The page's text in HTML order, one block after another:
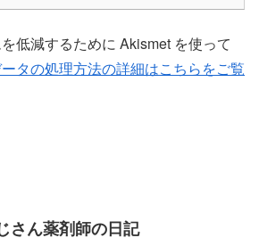
低減するために Akismet を使って
タの処理方法の詳細はこちらをご覧
さん薬剤師の日記